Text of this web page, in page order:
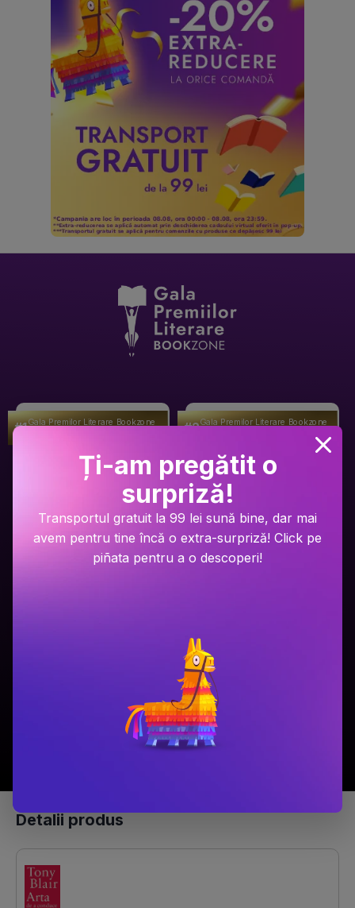
#1Gala Premilor Literare Bookzone #2Gala Premilor Literare Bookzone
Detalii produs
Ți-am pregătit o
surpriză!
Transportul gratuit la 99 lei sună bine, dar mai
avem pentru tine încă o extra-surpriză! Click pe
piñata pentru a o descoperi!